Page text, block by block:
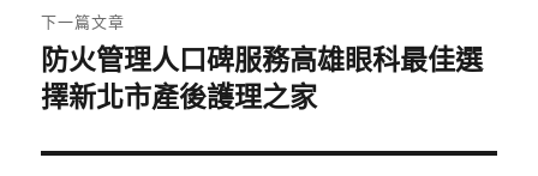
章:
下一篇文章
下
一
文
防火管理人口碑服務高雄眼科最佳選
擇新北市產後護理之家